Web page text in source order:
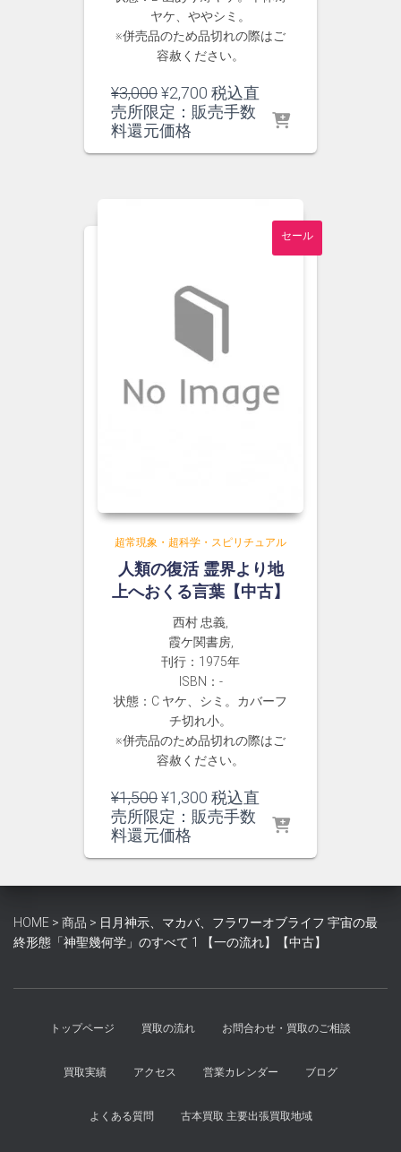
ヤケ、ややシミ。
※併売品のため品切れの際はご
容赦ください。
¥3,000元
の
価
¥2,700 現
在
税込直
売所限定：販売手数
料還元価格
セール
超常現象・超科学・スピリチュアル
人類の復活 霊界より地
上へおくる言葉【中古】
西村 忠義,
霞ケ関書房,
刊行：1975年
ISBN：-
状態：C ヤケ、シミ。カバーフ
チ切れ小。
※併売品のため品切れの際はご
容赦ください。
¥1,500元
の
価
¥1,500
し
た。
¥1,300 現
在
は
で
す。
税込直
売所限定：販売手数
料還元価格
HOME > 商品 > 日月神示、マカバ、フラワーオブライフ 宇宙の最
終形態「神聖幾何学」のすべて 1 【一の流れ】【中古】
トップページ 買取の流れ お問合わせ・買取のご相談
買取実績 アクセス 営業カレンダー ブログ
よくある質問 古本買取 主要出張買取地域